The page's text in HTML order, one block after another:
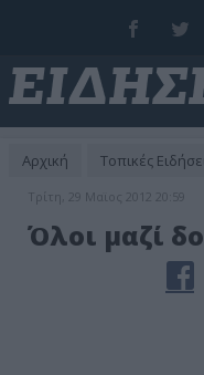
Αρχική Τοπικές
Τρίτη, 29 Μαϊος 2012 20:59
Όλοι μαζί